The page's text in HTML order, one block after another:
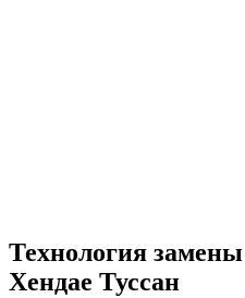
Технология
Хендае Туссан